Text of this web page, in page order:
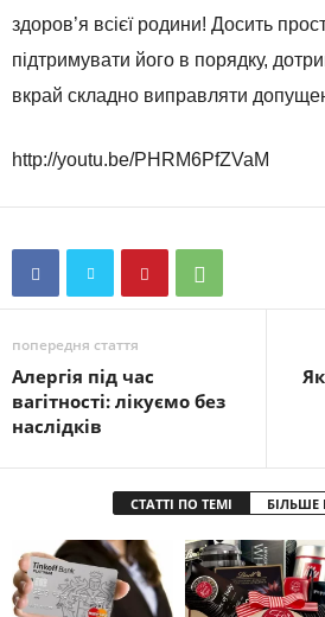
здоров’я всієї родини! Досить
підтримувати його в порядку,
вкрай складно виправляти
http://youtu.be/PHRM6PfZVaM
попередня стаття
Алергія під час
вагітності: лікуємо без
наслідків
СТАТТІ ПО ТЕМІ БІЛЬШЕ